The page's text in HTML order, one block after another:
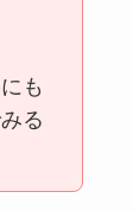
も
る